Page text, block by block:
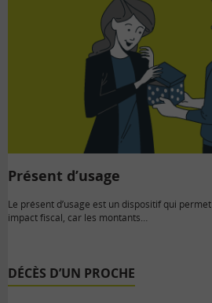
Présent d’usage
Le présent d’usage est un dispositif qui
impact fiscal, car les montants…
DÉCÈS D’UN PROCHE